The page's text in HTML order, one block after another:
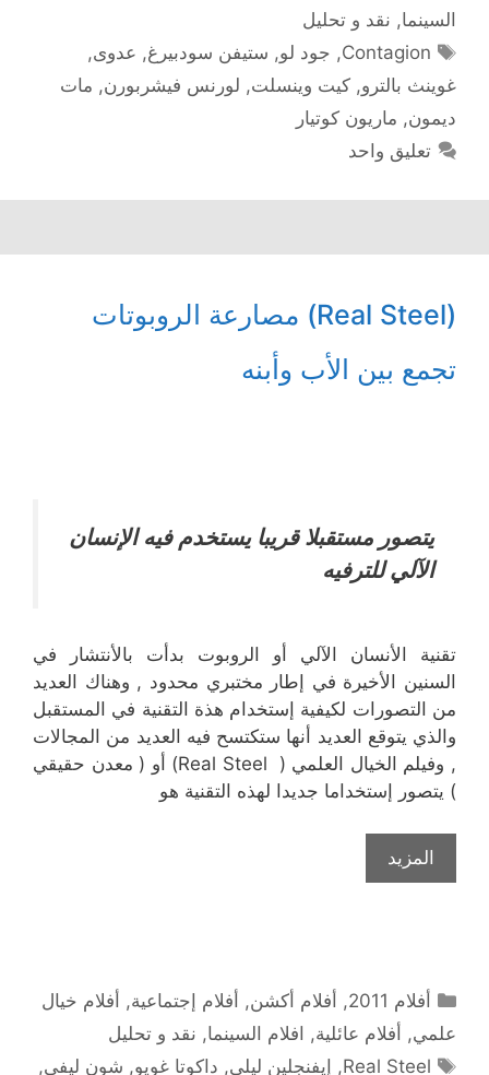
السينما, نقد و تحليل
الوسوم
Contagion
, جود لو, ستيفن سودبيرغ, عدوى,
غوينث بالترو, كيت وينسلت, لورنس فيشربورن, مات
ديمون, ماريون كوتيار
تعليق واحد
(Real Steel) مصارعة الروبوتات
تجمع بين الأب وأبنه
يتصور مستقبلا قريبا يستخدم فيه الإنسان
الآلي للترفيه
تقنية الأنسان الآلي أو الروبوت بدأت بالأنتشار في
السنين الأخيرة في إطار مختبري محدود , وهناك العديد
من التصورات لكيفية إستخدام هذة التقنية في المستقبل
والذي يتوقع العديد أنها ستكتسح فيه العديد من المجالات
, وفيلم الخيال العلمي ( Real Steel) أو ( معدن حقيقي
) يتصور إستخداما جديدا لهذه التقنية هو
المزيد
التصنيفات
أفلام 2011 , أفلام أكشن, أفلام إجتماعية, أفلام خيال
علمي, أفلام عائلية, افلام السينما, نقد و تحليل
الوسوم
Real Steel
, إيفنجلين ليلي, داكوتا غويو, شون ليفي,